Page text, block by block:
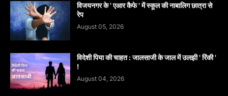
विजयनगर के ' एआर कैफे ' में स्कूल की नाबालिग छात्रा से
रेप
August 05, 2026
विदेशी पिया की चाहत : जालसाजी के जाल में उलझी ' रिंकी '
!
August 04, 2026